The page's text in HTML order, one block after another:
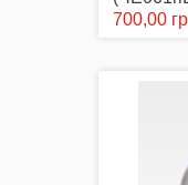
700,00